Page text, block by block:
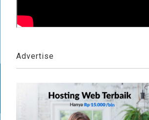
Advertise